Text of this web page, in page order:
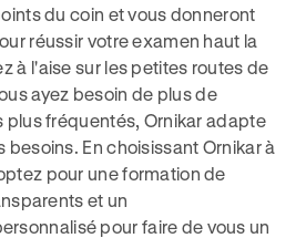
du coin et vous donneront
réussir votre examen haut la
à l'aise sur les petites routes de
ayez besoin de plus de
plus fréquentés, Ornikar adapte
besoins. En choisissant Ornikar à
pour une formation de
et un
pour faire de vous un